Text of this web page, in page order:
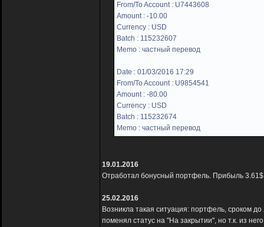
From/To Account : U7443608
Amount : -10.00
Currency : USD
Batch : 115232607
Memo : частный перевод
Date : 01/03/2016 17:29
From/To Account : U9854541
Amount : -80.00
Currency : USD
Batch : 115232674
Memo : частный перевод
19.01.2016
Отработал бонусный портфель. Прибыль
25.02.2016
Возникла такая ситуация: портфель, сроком
поменял статус на "На закрытии", но т.к. из